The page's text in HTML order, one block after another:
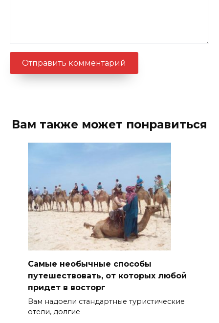
Вам также может понравиться
Самые необычные способы
путешествовать, от которых любой
придет в восторг
Вам надоели стандартные туристические
отели, долгие